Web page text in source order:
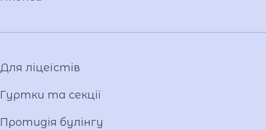
Відеопроєкт «Кирилиця»
Для ліцеїстів
Гуртки та секції
Протидія булінгу